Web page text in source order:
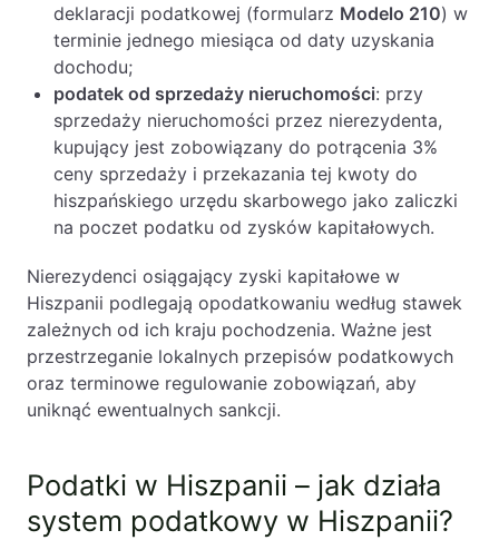
deklaracji podatkowej (formularz Modelo 210) w
terminie jednego miesiąca od daty uzyskania
dochodu;
podatek od sprzedaży nieruchomości: przy
sprzedaży nieruchomości przez nierezydenta,
kupujący jest zobowiązany do potrącenia 3%
ceny sprzedaży i przekazania tej kwoty do
hiszpańskiego urzędu skarbowego jako zaliczki
na poczet podatku od zysków kapitałowych.
Nierezydenci osiągający zyski kapitałowe w
Hiszpanii podlegają opodatkowaniu według stawek
zależnych od ich kraju pochodzenia. Ważne jest
przestrzeganie lokalnych przepisów podatkowych
oraz terminowe regulowanie zobowiązań, aby
uniknąć ewentualnych sankcji.
Podatki w Hiszpanii – jak działa
system podatkowy w Hiszpanii?